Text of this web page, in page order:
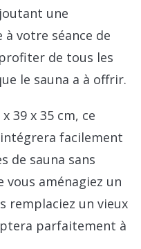
une
votre séance de
de tous les
le sauna a à offrir.
39 x 35 cm, ce
facilement
de sauna sans
vous aménagiez un
remplaciez un vieux
parfaitement à